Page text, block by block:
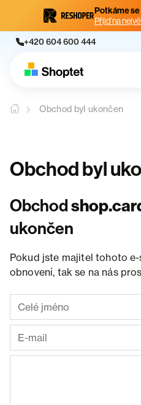
Potkáme se
Přijď na
+420 604 600 444
Obchod byl ukončen
Obchod byl
Obchod
ukončen
Pokud jste majitel tohoto
obnovení, tak se na nás